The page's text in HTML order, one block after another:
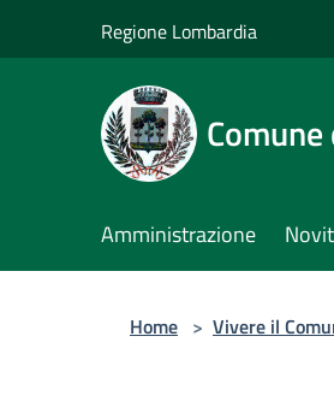
Regione Lombardia
Amministrazione
Home > Vivere il